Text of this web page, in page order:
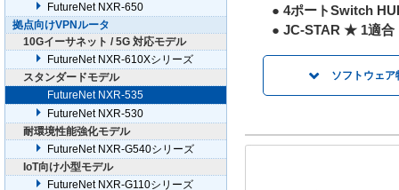
● 4ポートSwitch
● JC-STAR ★ 1適合
ソフトウェア
NGNにおける
「v6プラス」固定
FutureNet NXR-650
拠点向けVPNルータ
10Gイーサネット / 5G 対応モデル
FutureNet NXR-610Xシリーズ
スタンダードモデル
FutureNet NXR-535
FutureNet NXR-530
耐環境性能強化モデル
FutureNet NXR-G540シリーズ
IoT向け小型モデル
FutureNet NXR-G110シリーズ